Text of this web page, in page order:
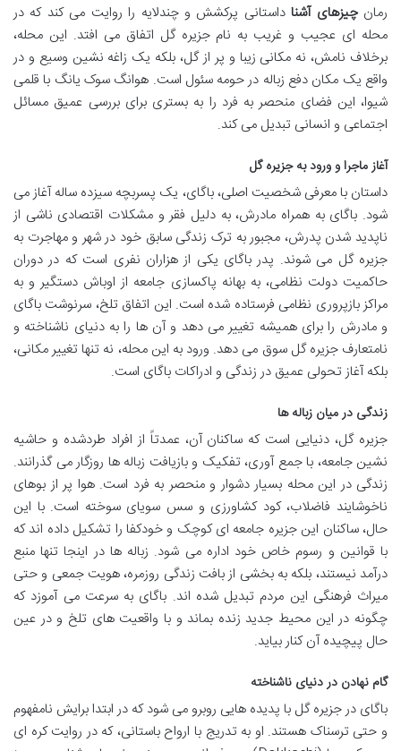
رمانچیزهای آشناداستانی پرکشش و چندلایه را روایت می کند که در
محله ای عجیب و غریب به نام جزیره گل اتفاق می افتد. این محله،
برخلاف نامش، نه مکانی زیبا و پر از گل، بلکه یک زاغه نشین وسیع و در
واقع یک مکان دفع زباله در حومه سئول است. هوانگ سوک یانگ با قلمی
شیوا، این فضای منحصر به فرد را به بستری برای بررسی عمیق مسائل
اجتماعی و انسانی تبدیل می کند.
آغاز ماجرا و ورود به جزیره گل
داستان با معرفی شخصیت اصلی، باگای، یک پسربچه سیزده ساله آغاز می
شود. باگای به همراه مادرش، به دلیل فقر و مشکلات اقتصادی ناشی از
ناپدید شدن پدرش، مجبور به ترک زندگی سابق خود در شهر و مهاجرت به
جزیره گل می شوند. پدر باگای یکی از هزاران نفری است که در دوران
حاکمیت دولت نظامی، به بهانه پاکسازی جامعه از اوباش دستگیر و به
مراکز بازپروری نظامی فرستاده شده است. این اتفاق تلخ، سرنوشت باگای
و مادرش را برای همیشه تغییر می دهد و آن ها را به دنیای ناشناخته و
نامتعارف جزیره گل سوق می دهد. ورود به این محله، نه تنها تغییر مکانی،
بلکه آغاز تحولی عمیق در زندگی و ادراکات باگای است.
زندگی در میان زباله ها
جزیره گل، دنیایی است که ساکنان آن، عمدتاً از افراد طردشده و حاشیه
نشین جامعه، با جمع آوری، تفکیک و بازیافت زباله ها روزگار می گذرانند.
زندگی در این محله بسیار دشوار و منحصر به فرد است. هوا پر از بوهای
ناخوشایند فاضلاب، کود کشاورزی و سس سویای سوخته است. با این
حال، ساکنان این جزیره جامعه ای کوچک و خودکفا را تشکیل داده اند که
با قوانین و رسوم خاص خود اداره می شود. زباله ها در اینجا تنها منبع
درآمد نیستند، بلکه به بخشی از بافت زندگی روزمره، هویت جمعی و حتی
میراث فرهنگی این مردم تبدیل شده اند. باگای به سرعت می آموزد که
چگونه در این محیط جدید زنده بماند و با واقعیت های تلخ و در عین
حال پیچیده آن کنار بیاید.
گام نهادن در دنیای ناشناخته
باگای در جزیره گل با پدیده هایی روبرو می شود که در ابتدا برایش نامفهوم
و حتی ترسناک هستند. او به تدریج با ارواح باستانی، که در روایت کره ای